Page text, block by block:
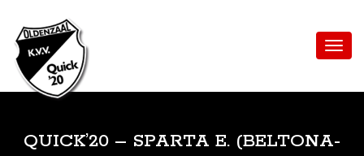
QUICK’20 – SPARTA E. (BELTONA-